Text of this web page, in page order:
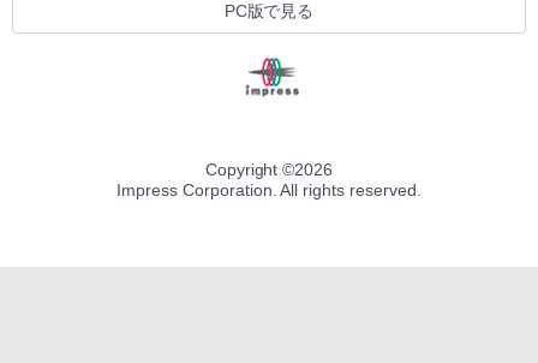
PC版で見る
Copyright ©2026
Impress Corporation. All rights reserved.